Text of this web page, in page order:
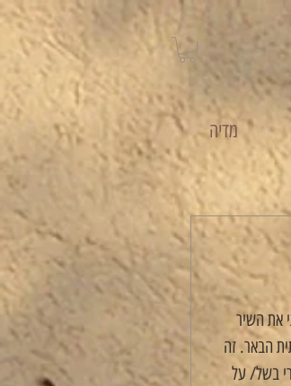
מדיה
את השיר
הבאר. זה
בשל/ על